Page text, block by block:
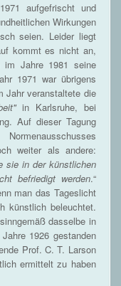
aufgefrischt und
Wirkungen
seien. Leider liegt
kommt es nicht an,
im Jahre 1981 seine
1971 war übrigens
Jahr veranstaltete die
in Karlsruhe, bei
Auf dieser Tagung
weiter als andere:
sie in der künstlichen
befriedigt werden.“
man das Tageslicht
künstlich beleuchtet.
dasselbe in
1926 gestanden
Prof. C. T. Larson
ermittelt zu haben